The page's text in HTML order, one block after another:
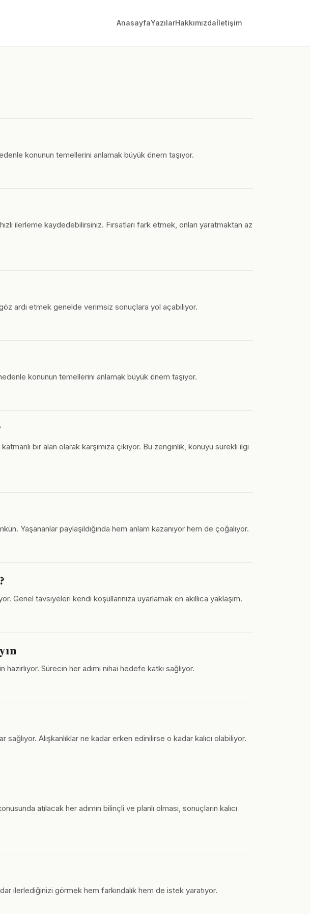
AnasayfaYazılarHakkımızdaİletişim
konunun temellerini anlamak büyük önem taşıyor.
ilerleme kaydedebilirsiniz. Fırsatları fark etmek, onları yaratmaktan az
ardı etmek genelde verimsiz sonuçlara yol açabiliyor.
konunun temellerini anlamak büyük önem taşıyor.
bir alan olarak karşımıza çıkıyor. Bu zenginlik, konuyu sürekli ilgi
Yaşananlar paylaşıldığında hem anlam kazanıyor hem de çoğalıyor.
Genel tavsiyeleri kendi koşullarınıza uyarlamak en akıllıca yaklaşım.
Sürecin her adımı nihai hedefe katkı sağlıyor.
Alışkanlıklar ne kadar erken edinilirse o kadar kalıcı olabiliyor.
atılacak her adımın bilinçli ve planlı olması, sonuçların kalıcı
ilerlediğinizi görmek hem farkındalık hem de istek yaratıyor.